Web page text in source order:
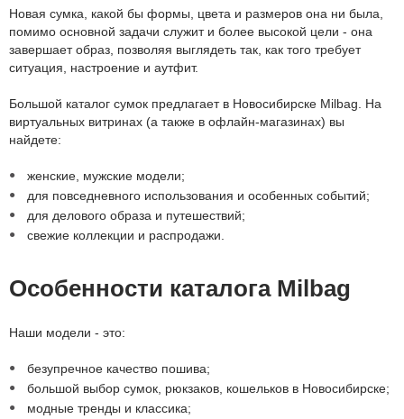
Новая сумка, какой бы формы, цвета и размеров она ни была,
помимо основной задачи служит и более высокой цели - она
завершает образ, позволяя выглядеть так, как того требует
ситуация, настроение и аутфит.
Большой каталог сумок предлагает в Новосибирске Milbag. На
виртуальных витринах (а также в офлайн-магазинах) вы
найдете:
женские, мужские модели;
для повседневного использования и особенных событий;
для делового образа и путешествий;
свежие коллекции и распродажи.
Особенности каталога Milbag
Наши модели - это:
безупречное качество пошива;
большой выбор сумок, рюкзаков, кошельков в Новосибирске;
модные тренды и классика;